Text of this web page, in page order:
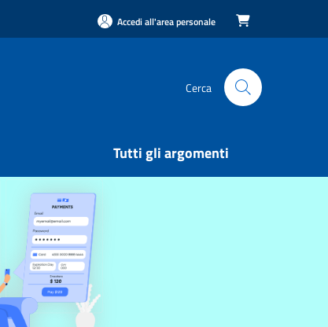
Accedi all'area personale 
Cerca
Tutti gli argomenti